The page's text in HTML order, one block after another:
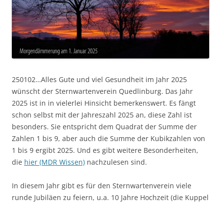
250102…Alles Gute und viel Gesundheit im Jahr 2025
wünscht der Sternwartenverein Quedlinburg. Das Jahr
2025 ist in in vielerlei Hinsicht bemerkenswert. Es fängt
schon selbst mit der Jahreszahl 2025 an, diese Zahl ist
besonders. Sie entspricht dem Quadrat der Summe der
Zahlen 1 bis 9, aber auch die Summe der Kubikzahlen von
1 bis 9 ergibt 2025. Und es gibt weitere Besonderheiten,
die hier (MDR Wissen) nachzulesen sind.
In diesem Jahr gibt es für den Sternwartenverein viele
runde Jubiläen zu feiern, u.a. 10 Jahre Hochzeit (die Kuppel